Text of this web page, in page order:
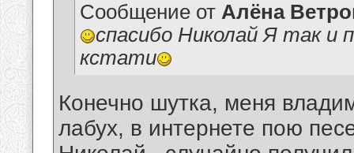
Сообщение от Алёна
спасибо Николай Я так и
кстати
Конечно шутка, меня
лабух, в интернете пою